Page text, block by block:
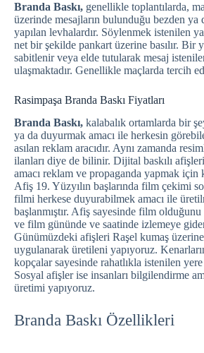
Branda Baskı, genellikle toplantılarda,
üzerinde mesajların bulunduğu bezden ya
yapılan levhalardır. Söylenmek istenilen
net bir şekilde pankart üzerine basılır. Bir
sabitlenir veya elde tutularak mesaj
ulaşmaktadır. Genellikle maçlarda tercih
Rasimpaşa Branda Baskı Fiyatları
Branda Baskı, kalabalık ortamlarda bir
ya da duyurmak amacı ile herkesin
asılan reklam aracıdır. Aynı zamanda
ilanları diye de bilinir. Dijital baskılı
amacı reklam ve propaganda yapmak için
Afiş 19. Yüzyılın başlarında film çekimi
filmi herkese duyurabilmek amacı ile
başlanmıştır. Afiş sayesinde film
ve film gününde ve saatinde izlemeye
Günümüzdeki afişleri Raşel kumaş
uygulanarak üretileni yapıyoruz.
kopçalar sayesinde rahatlıkla istenilen yere
Sosyal afişler ise insanları bilgilendirme
üretimi yapıyoruz.
Branda Baskı Özellikleri